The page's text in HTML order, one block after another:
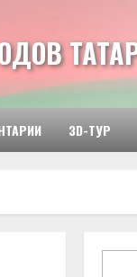
3D-ТУР